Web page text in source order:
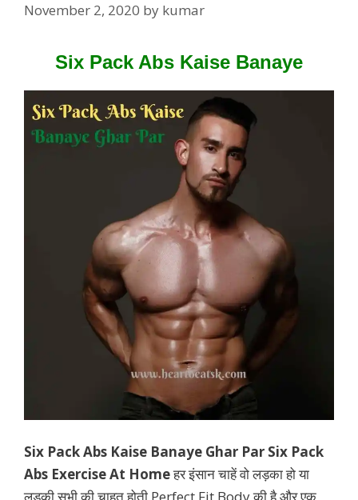
November 2, 2020 by kumar
Six Pack Abs Kaise Banaye
Six Pack Abs Kaise Banaye Ghar Par Six Pack
Abs Exercise At Homeहर इंसान चाहें वो लड़का हो या